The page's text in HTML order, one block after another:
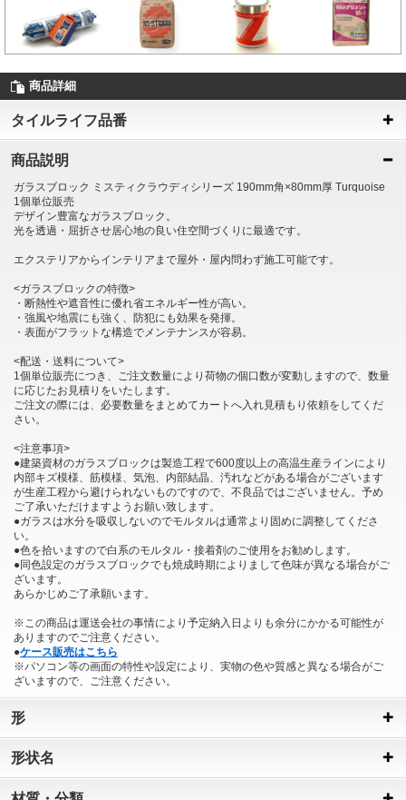
商品詳細
タイルライフ品番
商品説明
ガラスブロック ミスティクラウディシリーズ 190mm角×80mm厚 Turquoise
1個単位販売
デザイン豊富なガラスブロック。
光を透過・屈折させ居心地の良い住空間づくりに最適です。
エクステリアからインテリアまで屋外・屋内問わず施工可能です。
<ガラスブロックの特徴>
・断熱性や遮音性に優れ省エネルギー性が高い。
・強風や地震にも強く、防犯にも効果を発揮。
・表面がフラットな構造でメンテナンスが容易。
<配送・送料について>
1個単位販売につき、ご注文数量により荷物の個口数が変動しますので、数量
に応じたお見積りをいたします。
ご注文の際には、必要数量をまとめてカートへ入れ見積もり依頼をしてくだ
さい。
<注意事項>
●建築資材のガラスブロックは製造工程で600度以上の高温生産ラインにより
内部キズ模様、筋模様、気泡、内部結晶、汚れなどがある場合がございます
が生産工程から避けられないものですので、不良品ではございません。予め
ご了承いただけますようお願い致します。
●ガラスは水分を吸収しないのでモルタルは通常より固めに調整してくださ
い。
●色を拾いますので白系のモルタル・接着剤のご使用をお勧めします。
●同色設定のガラスブロックでも焼成時期によりまして色味が異なる場合がご
ざいます。
あらかじめご了承願います。
※この商品は運送会社の事情により予定納入日よりも余分にかかる可能性が
ありますのでご注意ください。
●ケース販売はこちら
※パソコン等の画面の特性や設定により、実物の色や質感と異なる場合がご
ざいますので、ご注意ください。
形
形状名